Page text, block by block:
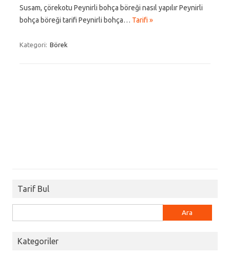
Susam, çörekotu Peynirli bohça böreği nasıl yapılır Peynirli
bohça böreği tarifi Peynirli bohça… Tarifi »
Kategori: Börek
Tarif Bul
Kategoriler